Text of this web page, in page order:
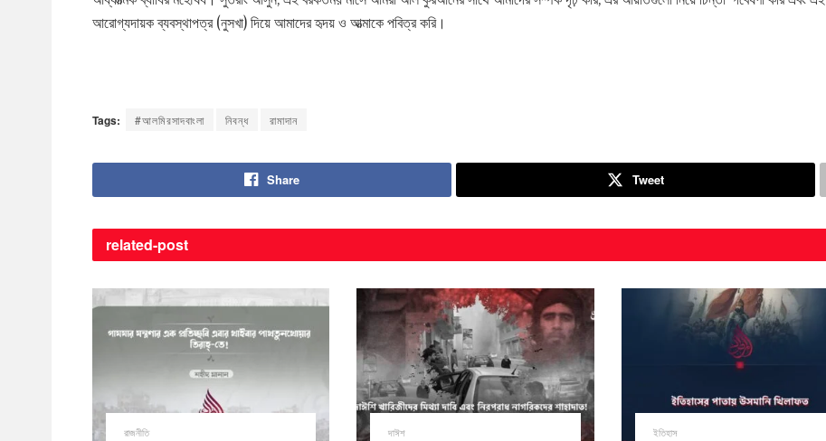
আরোগ্যদায়ক ব্যবস্থাপত্র (নুসখা) দিয়ে আমাদের হৃদয় ও আত্মাকে পবিত্র করি।
Tags: #আলমিরসাদবাংলা নিবন্ধ রামাদান
Share Tweet
related-post
রাজনীতি দাঈশ ইতিহাস